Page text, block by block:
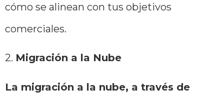
cómo se alinean con tus objetivos
comerciales.
2. Migración a la Nube
La migración a la nube, a través de